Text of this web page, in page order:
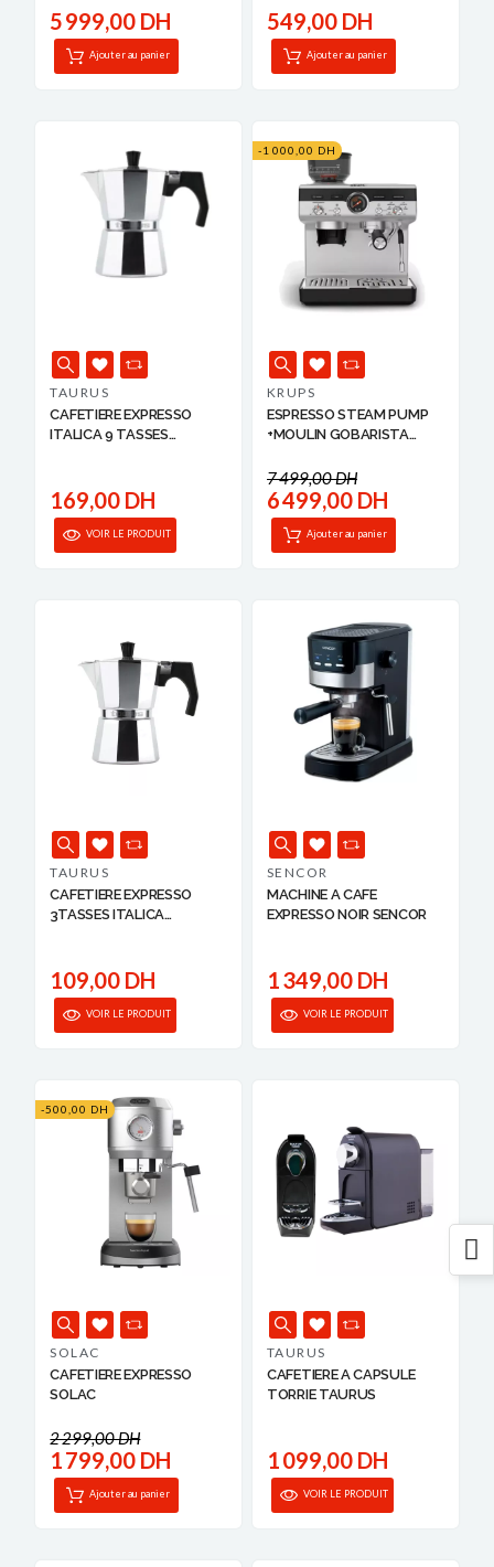
5 999,00 DH
Ajouter au panier
549,00 DH
Ajouter au panier
TAURUS
CAFETIERE EXPRESSO
ITALICA 9 TASSES
169,00 DH
VOIR LE PRODUIT
-1 000,00 DH
KRUPS
ESPRESSO STEAM PUMP
+MOULIN GOBARISTA
7 499,00 DH
6 499,00 DH
Ajouter au panier
TAURUS
CAFETIERE EXPRESSO
3TASSES ITALICA
109,00 DH
VOIR LE PRODUIT
SENCOR
MACHINE A CAFE
EXPRESSO NOIR SENCOR
1 349,00 DH
VOIR LE PRODUIT
-500,00 DH
SOLAC
CAFETIERE EXPRESSO
SOLAC
2 299,00 DH
1 799,00 DH
Ajouter au panier
TAURUS
CAFETIERE A CAPSULE
TORRIE TAURUS
1 099,00 DH
VOIR LE PRODUIT